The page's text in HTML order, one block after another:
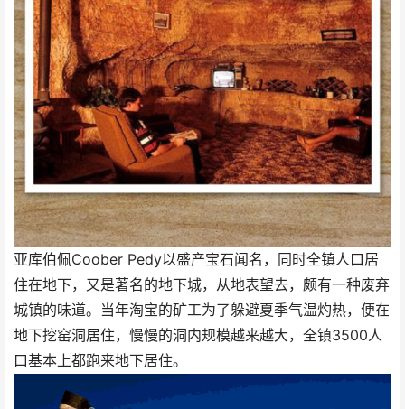
亚库伯佩Coober Pedy以盛产宝石闻名，同时全镇人口居
住在地下，又是著名的地下城，从地表望去，颇有一种废弃
城镇的味道。当年淘宝的矿工为了躲避夏季气温灼热，便在
地下挖窑洞居住，慢慢的洞内规模越来越大，全镇3500人
口基本上都跑来地下居住。